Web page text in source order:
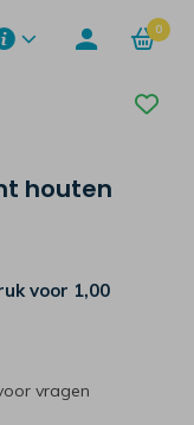
0
houten
voor 1,00
vragen